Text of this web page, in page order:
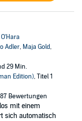
Adler, Maja Gold,
29 Min.
Edition), Titel 1
87 Bewertungen
mit einem
sich automatisch